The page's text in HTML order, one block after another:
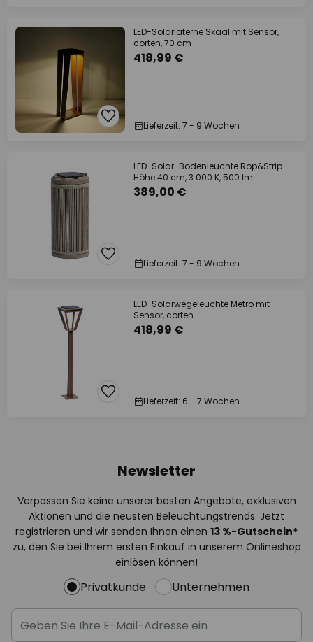
LED-Solarlaterne Skaal mit Sensor,
corten, 70 cm
418,99 €
Lieferzeit: 7 - 9 Wochen
LED-Solar-Bodenleuchte Rop&Strip
Höhe 40 cm, 3.000 K, 500 lm
389,00 €
Lieferzeit: 7 - 9 Wochen
LED-Solarwegeleuchte Metro mit
Sensor, corten
418,99 €
Lieferzeit: 6 - 7 Wochen
Newsletter
Verpassen Sie keine unserer besten Angebote, exklusiven
Aktionen und die neusten Beleuchtungstrends. Jetzt
registrieren und wir senden Ihnen einen 13 %-Gutschein*
zu, den Sie bei Ihrem ersten Einkauf in unserem Onlineshop
einlösen können!
Privatkunde Unternehmen